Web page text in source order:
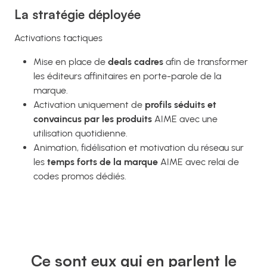
La stratégie déployée
Activations tactiques
Mise en place de deals cadres afin de transformer
les éditeurs affinitaires en porte-parole de la
marque.
Activation uniquement de profils séduits et
convaincus par les produits AIME avec une
utilisation quotidienne.
Animation, fidélisation et motivation du réseau sur
les temps forts de la marque AIME avec relai de
codes promos dédiés.
Ce sont eux qui en parlent le